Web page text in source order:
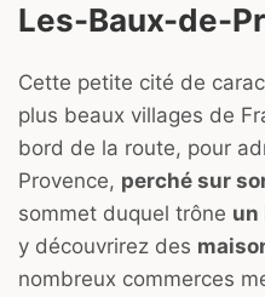
Les-Baux-de-
Cette petite cité de
plus beaux villages de
bord de la route, pour
Provence, perché sur
sommet duquel trône un
y découvrirez des
nombreux commerces